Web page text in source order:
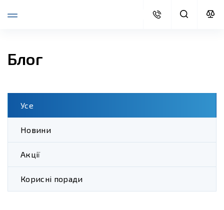
Блог
Усе
Новини
Акції
Корисні поради